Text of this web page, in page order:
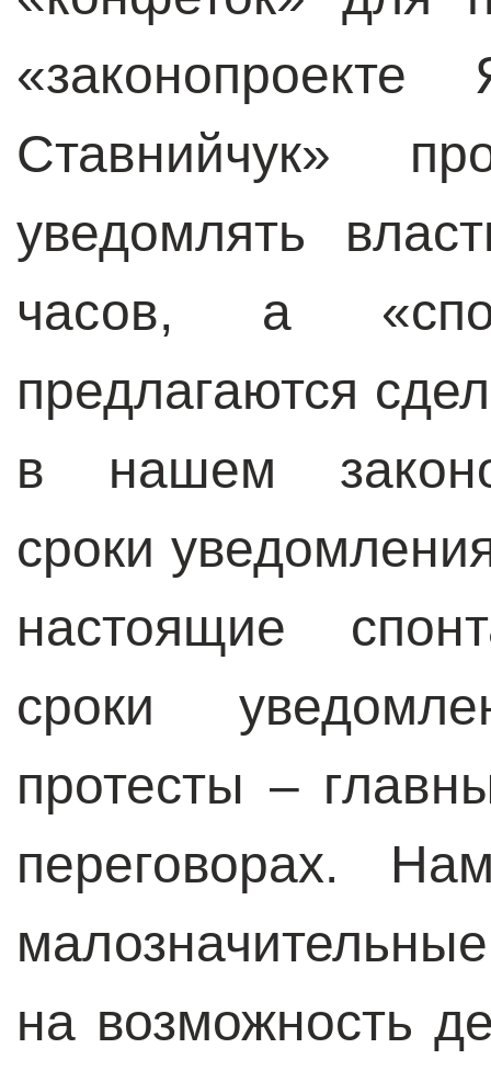
«законопроекте
Ставнийчук»
уведомлять
часов, а
предлагаются
в нашем
сроки
настоящие
сроки
протесты –
переговорах.
на возможность